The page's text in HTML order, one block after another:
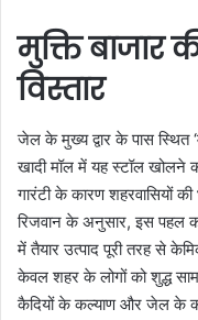
मुक्ति बाजार
विस्तार
जेल के मुख्य द्वार के पास स्थित
खादी मॉल में यह स्टॉल खोलने
गारंटी के कारण शहरवासियों
रिजवान के अनुसार, इस पहल
में तैयार उत्पाद पूरी तरह से
केवल शहर के लोगों को शुद्ध
कैदियों के कल्याण और जेल के